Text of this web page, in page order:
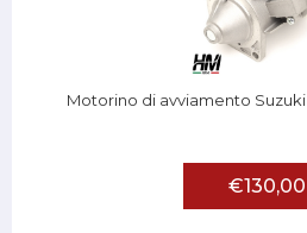
Motorino di avviamento
€130,00